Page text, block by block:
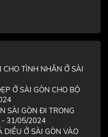
TÌNH NHÂN Ở SÀI
Ở SÀI GÒN CHO BỘ
SÀI GÒN ĐI TRONG
- 31/05/2024
Ở SÀI GÒN VÀO